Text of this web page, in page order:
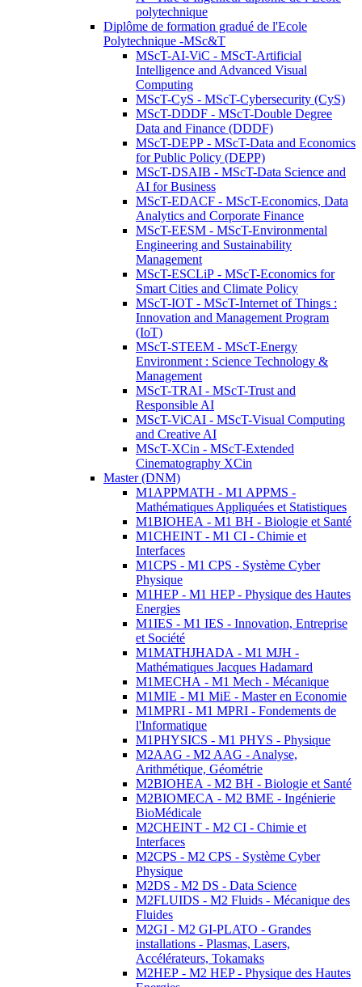
polytechnique
Diplôme de formation gradué de l'Ecole
Polytechnique -MSc&T
MScT-AI-ViC - MScT-Artificial
Intelligence and Advanced Visual
Computing
MScT-CyS - MScT-Cybersecurity (CyS)
MScT-DDDF - MScT-Double Degree
Data and Finance (DDDF)
MScT-DEPP - MScT-Data and Economics
for Public Policy (DEPP)
MScT-DSAIB - MScT-Data Science and
AI for Business
MScT-EDACF - MScT-Economics, Data
Analytics and Corporate Finance
MScT-EESM - MScT-Environmental
Engineering and Sustainability
Management
MScT-ESCLiP - MScT-Economics for
Smart Cities and Climate Policy
MScT-IOT - MScT-Internet of Things :
Innovation and Management Program
(IoT)
MScT-STEEM - MScT-Energy
Environment : Science Technology &
Management
MScT-TRAI - MScT-Trust and
Responsible AI
MScT-ViCAI - MScT-Visual Computing
and Creative AI
MScT-XCin - MScT-Extended
Cinematography XCin
Master (DNM)
M1APPMATH - M1 APPMS -
Mathématiques Appliquées et Statistiques
M1BIOHEA - M1 BH - Biologie et Santé
M1CHEINT - M1 CI - Chimie et
Interfaces
M1CPS - M1 CPS - Système Cyber
Physique
M1HEP - M1 HEP - Physique des Hautes
Energies
M1IES - M1 IES - Innovation, Entreprise
et Société
M1MATHJHADA - M1 MJH -
Mathématiques Jacques Hadamard
M1MECHA - M1 Mech - Mécanique
M1MIE - M1 MiE - Master en Economie
M1MPRI - M1 MPRI - Fondements de
l'Informatique
M1PHYSICS - M1 PHYS - Physique
M2AAG - M2 AAG - Analyse,
Arithmétique, Géométrie
M2BIOHEA - M2 BH - Biologie et Santé
M2BIOMECA - M2 BME - Ingénierie
BioMédicale
M2CHEINT - M2 CI - Chimie et
Interfaces
M2CPS - M2 CPS - Système Cyber
Physique
M2DS - M2 DS - Data Science
M2FLUIDS - M2 Fluids - Mécanique des
Fluides
M2GI - M2 GI-PLATO - Grandes
installations - Plasmas, Lasers,
Accélérateurs, Tokamaks
M2HEP - M2 HEP - Physique des Hautes